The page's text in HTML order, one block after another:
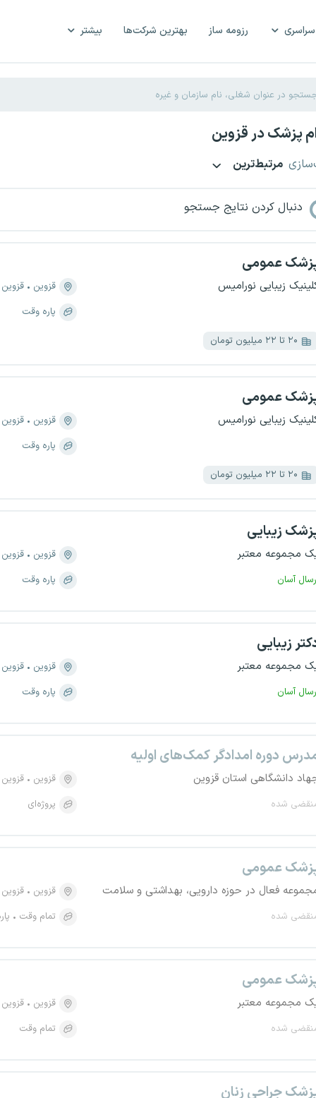
رزومه ساز بهترین شرکت‌ها بیشتر
پزشک در قزوین
مرتبط‌ترین
دنبال کردن نتایج جستجو
عمومی
زیبایی نورامیس قزوین
قزوین
پاره وقت
۲۰ تا ۲۲ میلیون تومان
عمومی
زیبایی نورامیس قزوین
قزوین
پاره وقت
۲۰ تا ۲۲ میلیون تومان
زیبایی
مجموعه معتبر
آسان
قزوین
قزوین
پاره وقت
زیبایی
مجموعه معتبر
آسان
قزوین
قزوین
پاره وقت
دوره امدادگر کمک‌های اولیه
دانشگاهی استان قزوین
شده
قزوین
قزوین
پروژه‌ای
عمومی
فعال در حوزه دارویی، بهداشتی و سلامت
شده
قزوین
قزوین
تمام وقت
عمومی
مجموعه معتبر
شده
قزوین
قزوین
تمام وقت
جراحی زنان